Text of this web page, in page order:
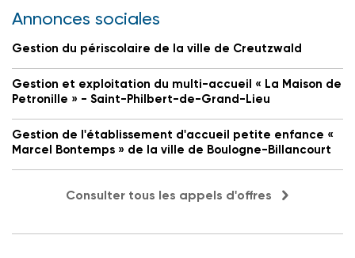
Annonces sociales
Gestion du périscolaire de la ville de Creutzwald
Gestion et exploitation du multi-accueil « La Maison de
Petronille » - Saint-Philbert-de-Grand-Lieu
Gestion de l'établissement d'accueil petite enfance «
Marcel Bontemps » de la ville de Boulogne-Billancourt
Consulter tous les appels d'offres